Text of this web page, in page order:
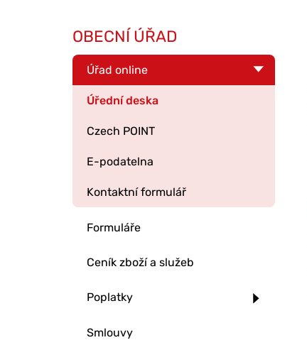
OBECNÍ ÚŘAD
Úřad online
Úřední deska
Czech POINT
E-podatelna
Kontaktní formulář
Formuláře
Ceník zboží a služeb
Poplatky
Smlouvy